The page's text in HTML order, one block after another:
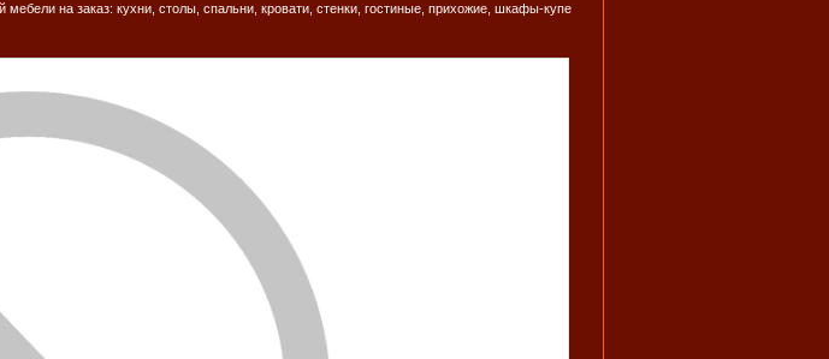
на заказ: кухни, столы, спальни, кровати, стенки, гостиные, прихожие, шкафы-купе